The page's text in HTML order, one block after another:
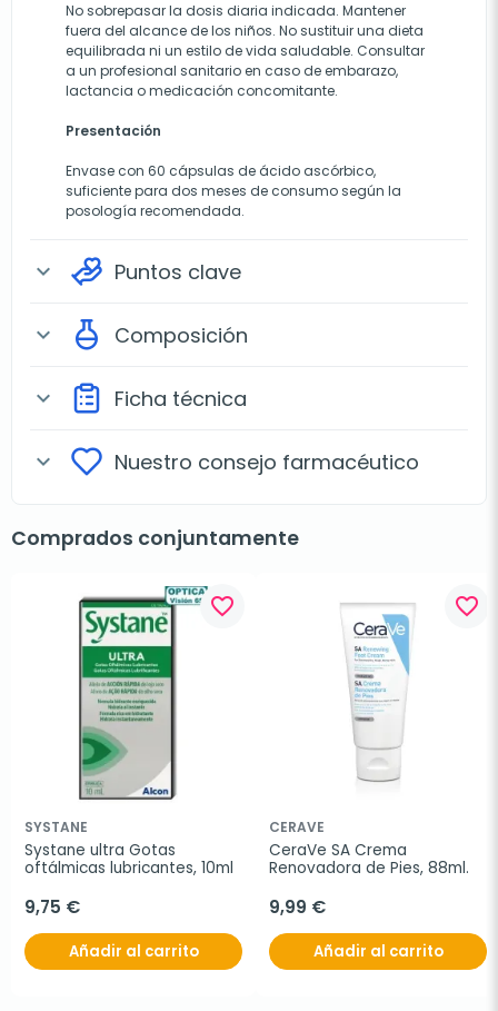
No sobrepasar la dosis diaria indicada. Mantener
fuera del alcance de los niños. No sustituir una dieta
equilibrada ni un estilo de vida saludable. Consultar
a un profesional sanitario en caso de embarazo,
lactancia o medicación concomitante.
Presentación
Envase con 60 cápsulas de ácido ascórbico,
suficiente para dos meses de consumo según la
posología recomendada.
expand_more Puntos clave
expand_more Composición
expand_more Ficha técnica
expand_more Nuestro consejo farmacéutico
Comprados conjuntamente
favorite_border
SYSTANE
Systane ultra Gotas
oftálmicas lubricantes, 10ml
9,75 €
Añadir al carrito
favorite_border
CERAVE
CeraVe SA Crema
Renovadora de Pies, 88ml.
9,99 €
Añadir al carrito